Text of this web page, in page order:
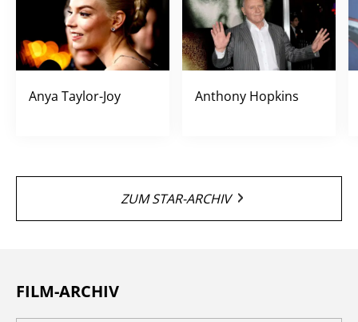
Anya Taylor-Joy Anthony Hopkins
ZUM STAR-ARCHIV
FILM-ARCHIV